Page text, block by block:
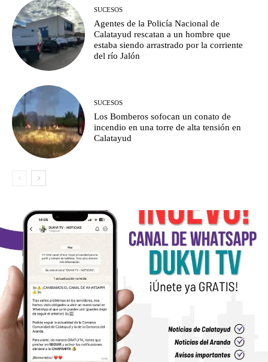
SUCESOS
Agentes de la Policía Nacional de
Calatayud rescatan a un hombre que
estaba siendo arrastrado por la corriente
del río Jalón
SUCESOS
Los Bomberos sofocan un conato de
incendio en una torre de alta tensión en
Calatayud